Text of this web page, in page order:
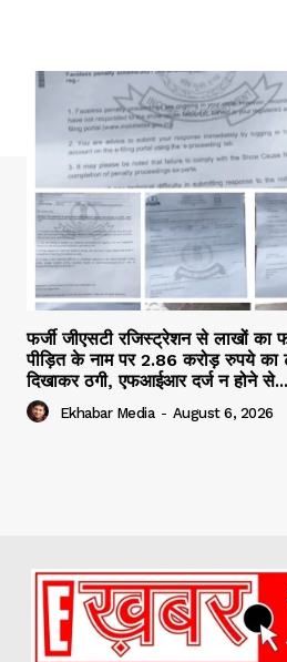
फर्जी जीएसटी रजिस्ट्रेशन से लाखों का
पीड़ित के नाम पर 2.86 करोड़ रुपये का
दिखाकर ठगी, एफआईआर दर्ज न होने से...
Ekhabar Media - August 6, 2026